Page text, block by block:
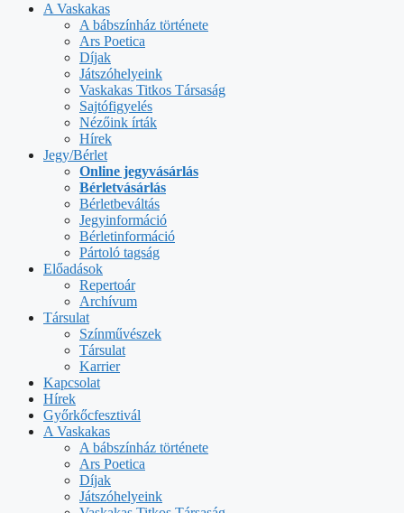
A Vaskakas
A bábszínház története
Ars Poetica
Díjak
Játszóhelyeink
Vaskakas Titkos Társaság
Sajtófigyelés
Nézőink írták
Hírek
Jegy/Bérlet
Online jegyvásárlás
Bérletvásárlás
Bérletbeváltás
Jegyinformáció
Bérletinformáció
Pártoló tagság
Előadások
Repertoár
Archívum
Társulat
Színművészek
Társulat
Karrier
Kapcsolat
Hírek
Győrkőcfesztivál
A Vaskakas
A bábszínház története
Ars Poetica
Díjak
Játszóhelyeink